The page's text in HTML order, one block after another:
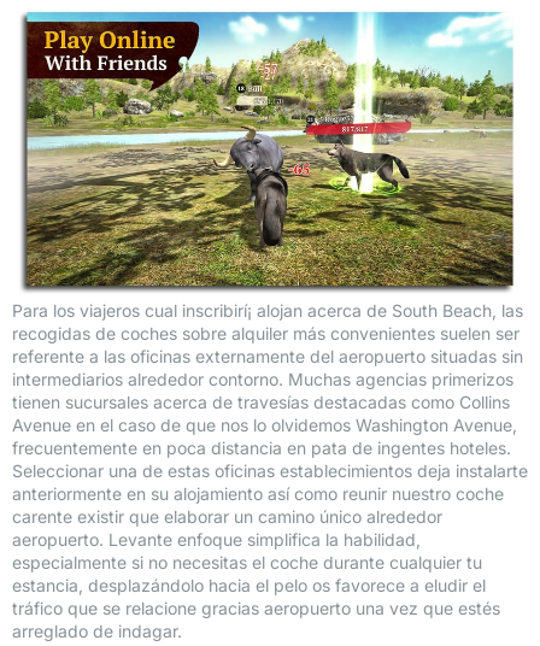
Para los viajeros cual inscribirí¡ alojan acerca de South Beach, las
recogidas de coches sobre alquiler más convenientes suelen ser
referente a las oficinas externamente del aeropuerto situadas sin
intermediarios alrededor contorno. Muchas agencias primerizos
tienen sucursales acerca de travesí­as destacadas como Collins
Avenue en el caso de que nos lo olvidemos Washington Avenue,
frecuentemente en poca distancia en pata de ingentes hoteles.
Seleccionar una de estas oficinas establecimientos deja instalarte
anteriormente en su alojamiento así­ como reunir nuestro coche
carente existir que elaborar un camino único alrededor
aeropuerto. Levante enfoque simplifica la habilidad,
especialmente si no necesitas el coche durante cualquier tu
estancia, desplazándolo hacia el pelo os favorece a eludir el
tráfico que se relacione gracias aeropuerto una vez que estés
arreglado de indagar.